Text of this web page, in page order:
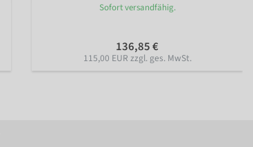
Sofort versandfähig.
136,85 €
115,00 EUR zzgl. ges. MwSt.